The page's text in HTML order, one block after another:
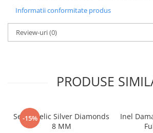
Informatii conformitate produs
Review-uri(0)
PRODUSE
-15%
Set Angelic Silver Diamonds
8 MM
Inel